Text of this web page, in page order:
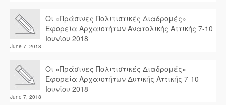
Οι «Πράσινες Πολιτιστικές Διαδρομές»
Εφορεία Αρχαιοτήτων Ανατολικής Αττικής 7-10
Ιουνίου 2018
June 7, 2018
Οι «Πράσινες Πολιτιστικές Διαδρομές»
Εφορεία Αρχαιοτήτων Δυτικής Αττικής 7-10
Ιουνίου 2018
June 7, 2018